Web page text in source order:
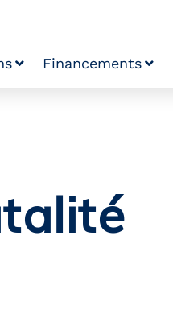
Financements